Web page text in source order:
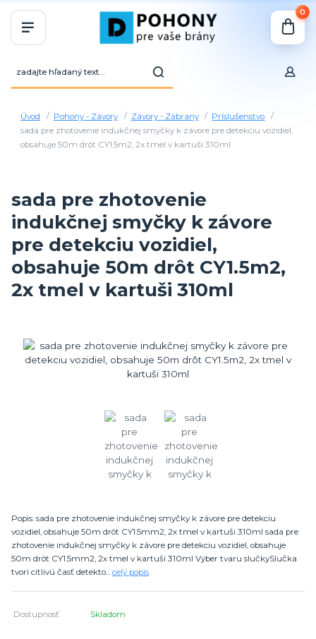
0
Úvod Pohony - Závory Závory - Zábrany
Príslušenstvo
sada pre zhotovenie indukčnej smyčky k závore pre detekciu vozidiel,
obsahuje 50m drôt CY1.5m2, 2x tmel v kartuši 310ml
sada pre zhotovenie
indukčnej smyčky k závore
pre detekciu vozidiel,
obsahuje 50m drôt CY1.5m2,
2x tmel v kartuši 310ml
Popis: sada pre zhotovenie indukčnej smyčky k závore pre detekciu
vozidiel, obsahuje 50m drôt CY1.5mm2, 2x tmel v kartuši 310ml sada pre
zhotovenie indukčnej smyčky k závore pre detekciu vozidiel, obsahuje
50m drôt CY1.5mm2, 2x tmel v kartuši 310ml Výber tvaru slučkySlučka
tvorí citlivú časť detekto... celý popis
Dostupnosť Skladom